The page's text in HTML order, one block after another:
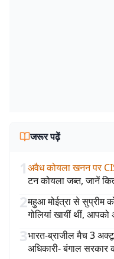
जरूर पढ़ें
1अवैध कोयला खनन पर
टन कोयला जब्त, जानें
2महुआ मोईत्रा से सुप्रीम
गोलियां खायीं थीं,
3भारत-ब्राजील मैच 3
अधिकारी- बंगाल सरकार